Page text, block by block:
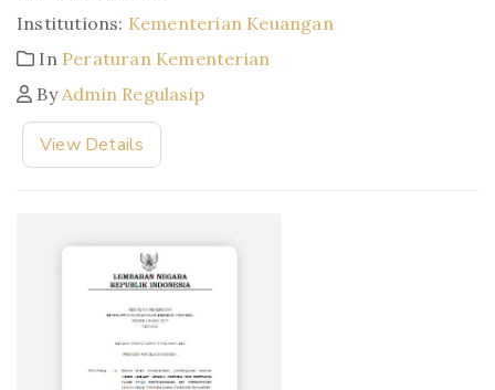
Institutions: Kementerian Keuangan
In Peraturan Kementerian
ByAdmin Regulasip
View Details